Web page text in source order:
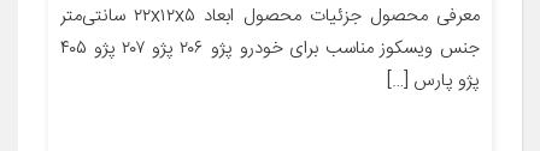
معرفی محصول جزئیات محصول ابعاد ۲۲x۱۲x۵ سانتی‌متر
جنس ویسکوز مناسب برای خودرو پژو ۲۰۶ پژو ۲۰۷ پژو ۴۰۵
پژو پارس […]